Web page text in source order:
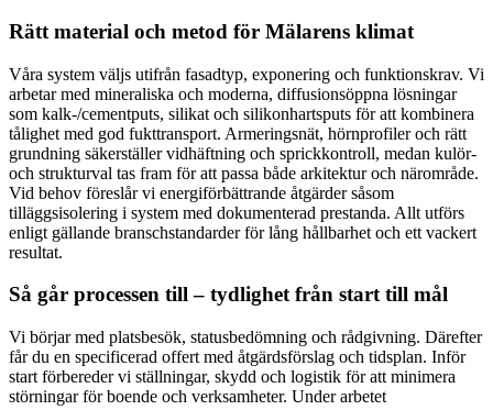
Rätt material och metod för Mälarens klimat
Våra system väljs utifrån fasadtyp, exponering och funktionskrav. Vi
arbetar med mineraliska och moderna, diffusionsöppna lösningar
som kalk-/cementputs, silikat och silikonhartsputs för att kombinera
tålighet med god fukttransport. Armeringsnät, hörnprofiler och rätt
grundning säkerställer vidhäftning och sprickkontroll, medan kulör-
och strukturval tas fram för att passa både arkitektur och närområde.
Vid behov föreslår vi energiförbättrande åtgärder såsom
tilläggsisolering i system med dokumenterad prestanda. Allt utförs
enligt gällande branschstandarder för lång hållbarhet och ett vackert
resultat.
Så går processen till – tydlighet från start till mål
Vi börjar med platsbesök, statusbedömning och rådgivning. Därefter
får du en specificerad offert med åtgärdsförslag och tidsplan. Inför
start förbereder vi ställningar, skydd och logistik för att minimera
störningar för boende och verksamheter. Under arbetet